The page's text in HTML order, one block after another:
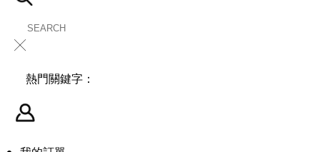
╳
熱門關鍵字：